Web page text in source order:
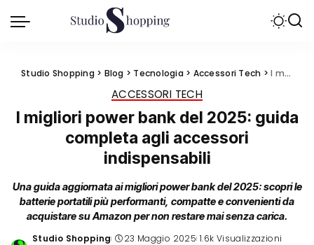
Studio Shopping > Blog > Tecnologia > Accessori Tech >I migliori power bank del 2025: guida completa agli accessori indispensabili
ACCESSORI TECH
I migliori power bank del 2025: guida
completa agli accessori
indispensabili
Una guida aggiornata ai migliori power bank del 2025: scopri le
batterie portatili più performanti, compatte e convenienti da
acquistare su Amazon per non restare mai senza carica.
Studio Shopping 23 Maggio 2025 1.6k Visualizzazioni